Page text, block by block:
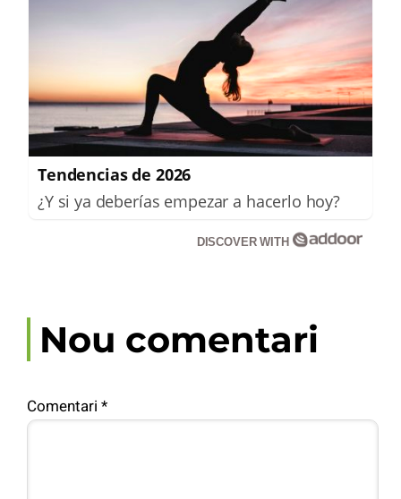
Tendencias de 2026
¿Y si ya deberías empezar a hacerlo hoy?
DISCOVER WITH
Nou comentari
Comentari *